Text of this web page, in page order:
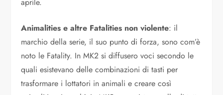
Animalities e altre Fatalities non violente: il
marchio della serie, il suo punto di forza, sono com’è
noto le Fatality. In MK2 si diffusero voci secondo le
quali esistevano delle combinazioni di tasti per
trasformare i lottatori in animali e creare così